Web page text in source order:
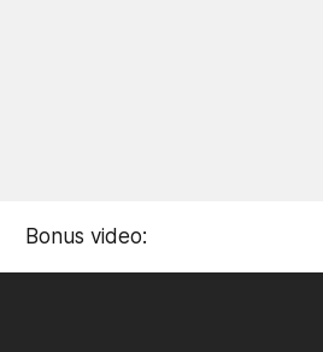
Bonus video: